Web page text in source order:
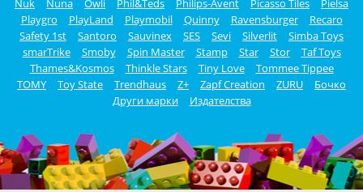
Playgro
PlayLand Playmobil Quinny Ravensburger
Recaro
Safety 1st
Santoro Sauvinex SES Sevi Silverlit
Simba Toys
smarTrike
Smoby Spin Master Stamp Star Stor
Taf Toys
Thames&Kosmos
Thinkle Stars Tiny Love
Tommee Tippee
TOMY
Toy State Trendhaus Z+ Zapf Creation ZURU
Бочко
Други марки
Издателства